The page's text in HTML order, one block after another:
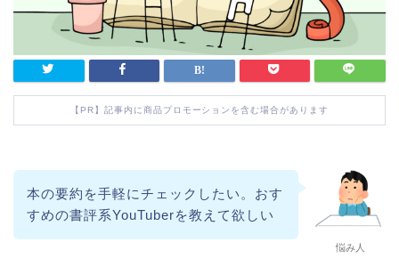
【PR】記事内に商品プロモーションを含む場合があります
悩み人
本の要約を手軽にチェックしたい。おす
すめの書評系YouTuberを教えて欲しい